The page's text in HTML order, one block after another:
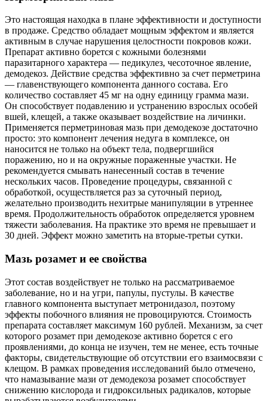
Это настоящая находка в плане эффективности и доступности
в продаже. Средство обладает мощным эффектом и является
активным в случае нарушения целостности покровов кожи.
Препарат активно борется с кожными болезнями
паразитарного характера — педикулез, чесоточное явление,
демодекоз. Действие средства эффективно за счет перметрина
— главенствующего компонента данного состава. Его
количество составляет 45 мг на одну единицу грамма мази.
Он способствует подавлению и устранению взрослых особей
вшей, клещей, а также оказывает воздействие на личинки.
Применяется перметриновая мазь при демодекозе достаточно
просто: это компонент лечения недуга в комплексе, он
наносится не только на объект тела, подвергшийся
поражению, но и на окружные пораженные участки. Не
рекомендуется смывать нанесенный состав в течение
нескольких часов. Проведение процедуры, связанной с
обработкой, осуществляется раз за суточный период,
желательно производить нехитрые манипуляции в утреннее
время. Продолжительность обработок определяется уровнем
тяжести заболевания. На практике это время не превышает и
30 дней. Эффект можно заметить на вторые-третьи сутки.
Мазь розамет и ее свойства
Этот состав воздействует не только на рассматриваемое
заболевание, но и на угри, папулы, пустулы. В качестве
главного компонента выступает метронидазол, поэтому
эффекты побочного влияния не провоцируются. Стоимость
препарата составляет максимум 160 рублей. Механизм, за счет
которого розамет при демодекозе активно борется с его
проявлениями, до конца не изучен, тем не менее, есть точные
факторы, свидетельствующие об отсутствии его взаимосвязи с
клещом. В рамках проведения исследований было отмечено,
что намазывание мази от демодекоза розамет способствует
снижению кислорода и гидроксильных радикалов, которые